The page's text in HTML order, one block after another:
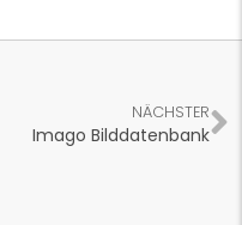
NÄCHSTER
Imago Bilddatenbank